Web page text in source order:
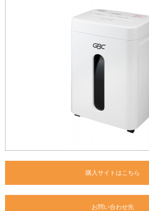
購入サイトはこちら
お問い合わせ先